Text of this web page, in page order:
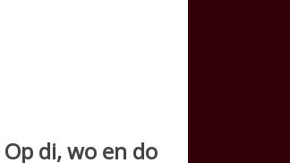
di, wo en do